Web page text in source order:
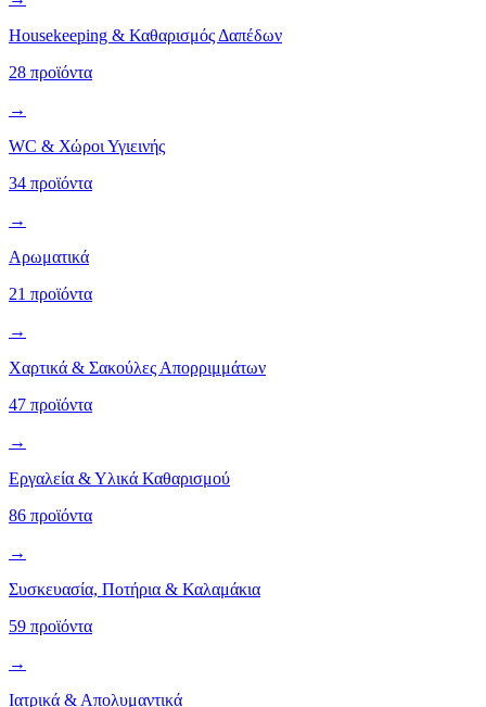
Housekeeping & Καθαρισμός Δαπέδων
28 προϊόντα
→
WC & Χώροι Υγιεινής
34 προϊόντα
→
Αρωματικά
21 προϊόντα
→
Χαρτικά & Σακούλες Απορριμμάτων
47 προϊόντα
→
Εργαλεία & Υλικά Καθαρισμού
86 προϊόντα
→
Συσκευασία, Ποτήρια & Καλαμάκια
59 προϊόντα
→
Ιατρικά & Απολυμαντικά